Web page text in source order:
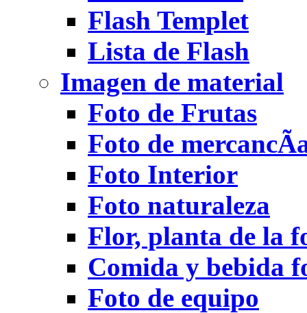
Flash Templet
Lista de Flash
Imagen de material
Foto de Frutas
Foto de
Foto Interior
Foto naturaleza
Flor, planta de la
Comida y bebida
Foto de equipo